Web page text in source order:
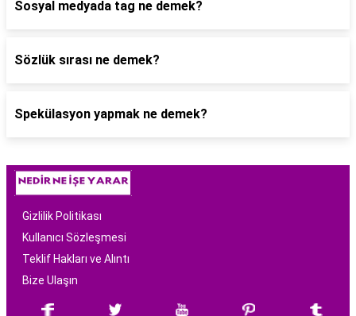
Sosyal medyada tag ne demek?
Sözlük sırası ne demek?
Spekülasyon yapmak ne demek?
Gizlilik Politikası
Kullanıcı Sözleşmesi
Teklif Hakları ve Alıntı
Bize Ulaşın